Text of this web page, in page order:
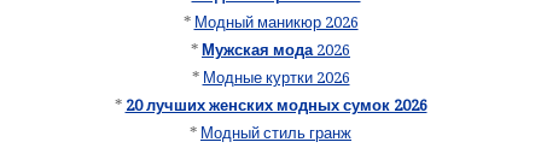
* Модный маникюр 2026
* Мужская мода 2026
* Модные куртки 2026
* 20 лучших женских модных сумок 2026
* Модный стиль гранж